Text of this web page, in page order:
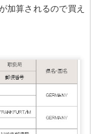
加算されるので買え